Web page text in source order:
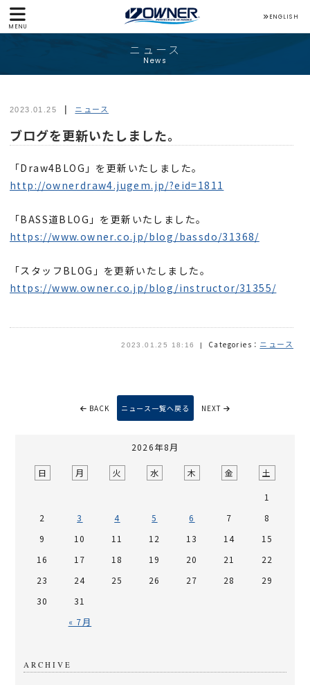
MENU
ENGLISH
ニュース
News
2023.01.25 ニュース
ブログを更新いたしました。
「Draw4BLOG」を更新いたしました。
http://ownerdraw4.jugem.jp/?eid=1811
「BASS道BLOG」を更新いたしました。
https://www.owner.co.jp/blog/bassdo/31368/
「スタッフBLOG」を更新いたしました。
https://www.owner.co.jp/blog/instructor/31355/
2023.01.25 18:16 Categories： ニュース
BACK ニュース一覧へ戻る NEXT
2026年8月
日 月 火 水 木 金 土
« 7月
1
2
3 4 5 6 7
8
9
10 11 12 13 14
15
16
17 18 19 20 21
22
23
24 25 26 27 28
29
30
31
ARCHIVE